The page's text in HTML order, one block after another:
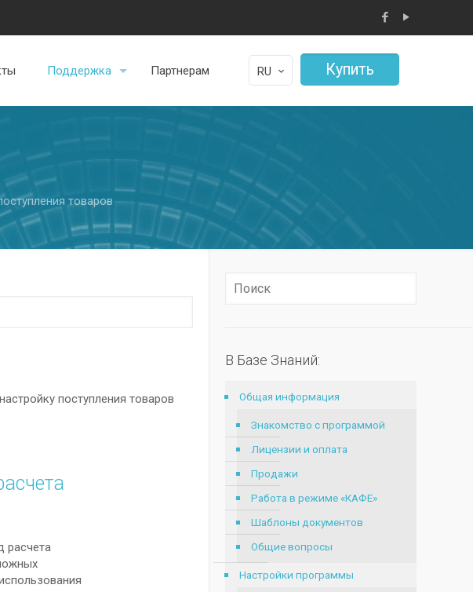
Поддержка Партнерам RU Купить
товаров
поступления товаров
расчета
В Базе Знаний:
Общая информация
Знакомство с программой
Лицензии и оплата
Продажи
Работа в режиме «КАФЕ»
Шаблоны документов
Общие вопросы
Настройки программы